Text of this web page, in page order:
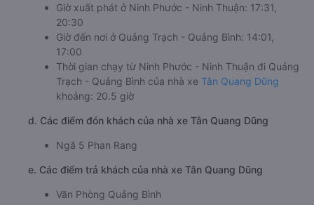
Giờ xuất phát ở Ninh Phước - Ninh Thuận: 17:31,
20:30
Giờ đến nơi ở Quảng Trạch - Quảng Bình: 14:01,
17:00
Thời gian chạy từ Ninh Phước - Ninh Thuận đi Quảng
Trạch - Quảng Bình của nhà xe Tân Quang Dũng
khoảng: 20.5 giờ
d. Các điểm đón khách của nhà xe Tân Quang Dũng
Ngã 5 Phan Rang
e. Các điểm trả khách của nhà xe Tân Quang Dũng
Văn Phòng Quảng Bình